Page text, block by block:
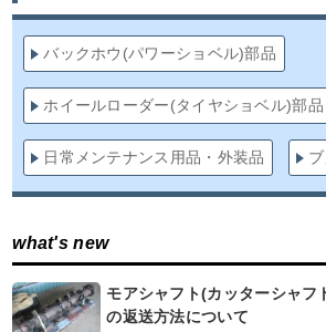
バックホウ(パワーショベル)部品
ホイールローダー(タイヤショベル)部品
日常メンテナンス用品・外装品
what's new
モアシャフト(カッターシャフ
の返送方法について